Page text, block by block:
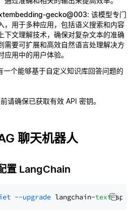
gecko@003: 该模型专门
，用于多种应用，包括语义搜索和内容
下文理解技术，确保对复杂文本的准确
需要可扩展和高效自然语言处理解决方
用中的用户体验。
一个能够基于自定义知识库回答问题的
请确保已获取有效 API 密钥。
聊天机器人
置 LangChain
--upgrade langchain-text